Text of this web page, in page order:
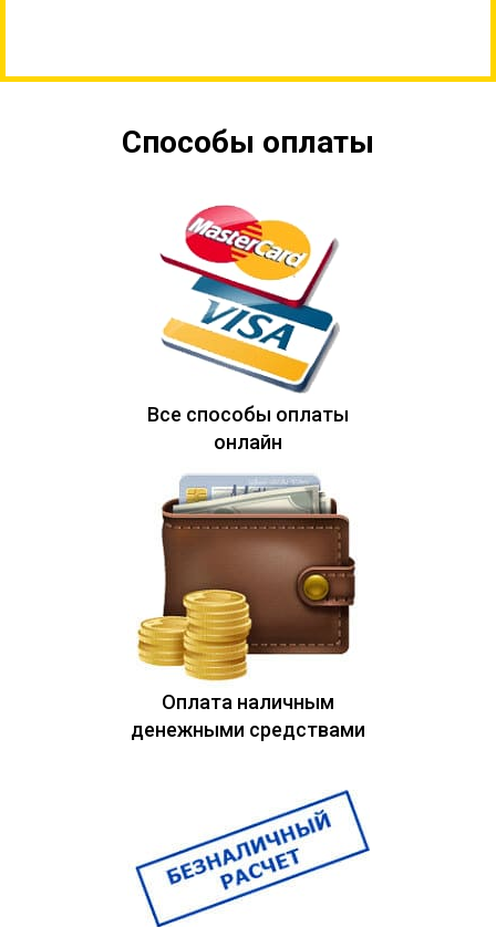
Способы оплаты
Все способы оплаты
онлайн
Оплата наличным
денежными средствами